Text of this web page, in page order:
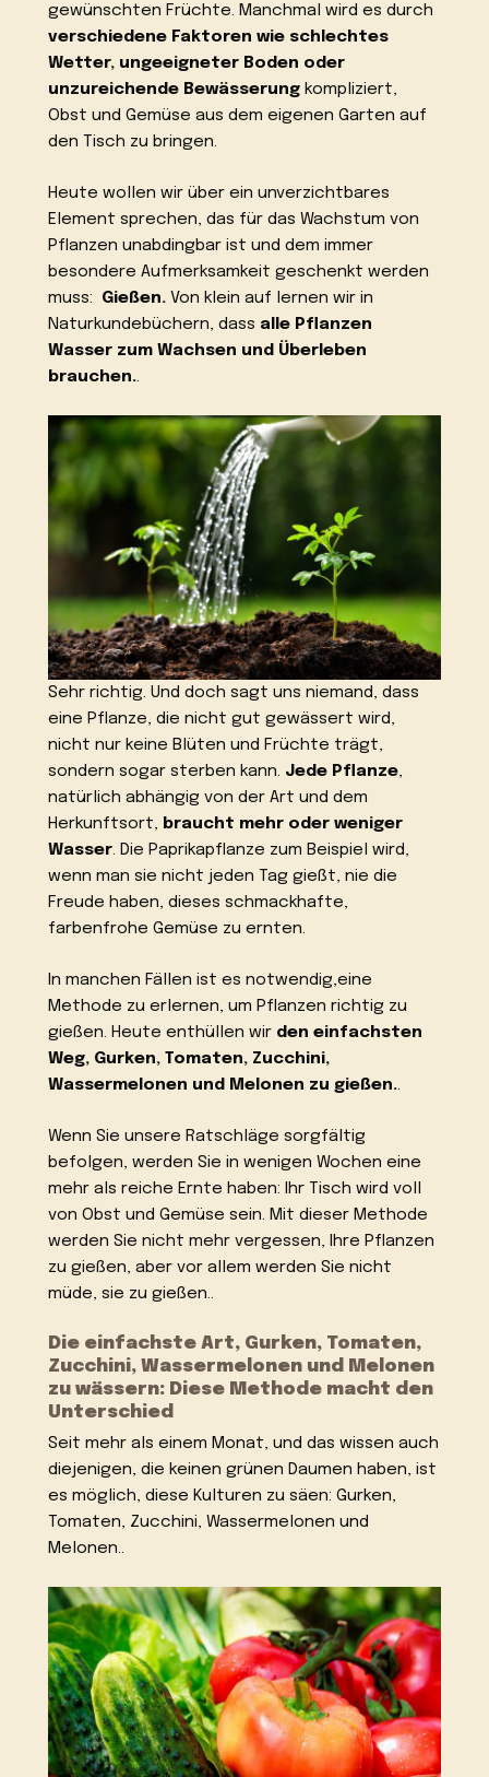
gewünschten Früchte. Manchmal wird es durch
verschiedene Faktoren wie schlechtes
Wetter, ungeeigneter Boden oder
unzureichende Bewässerung kompliziert,
Obst und Gemüse aus dem eigenen Garten auf
den Tisch zu bringen.
Heute wollen wir über ein unverzichtbares
Element sprechen, das für das Wachstum von
Pflanzen unabdingbar ist und dem immer
besondere Aufmerksamkeit geschenkt werden
muss:
Gießen. Von klein auf lernen wir in
Naturkundebüchern, dass alle Pflanzen
Wasser zum Wachsen und Überleben
brauchen..
Sehr richtig. Und doch sagt uns niemand, dass
eine Pflanze, die nicht gut gewässert wird,
nicht nur keine Blüten und Früchte trägt,
sondern sogar sterben kann. Jede Pflanze,
natürlich abhängig von der Art und dem
Herkunftsort, braucht mehr oder weniger
Wasser. Die Paprikapflanze zum Beispiel wird,
wenn man sie nicht jeden Tag gießt, nie die
Freude haben, dieses schmackhafte,
farbenfrohe Gemüse zu ernten.
In manchen Fällen ist es notwendig,eine
Methode zu erlernen, um Pflanzen richtig zu
gießen. Heute enthüllen wir den einfachsten
Weg, Gurken, Tomaten, Zucchini,
Wassermelonen und Melonen zu gießen..
Wenn Sie unsere Ratschläge sorgfältig
befolgen, werden Sie in wenigen Wochen eine
mehr als reiche Ernte haben: Ihr Tisch wird voll
von Obst und Gemüse sein. Mit dieser Methode
werden Sie nicht mehr vergessen, Ihre Pflanzen
zu gießen, aber vor allem werden Sie nicht
müde, sie zu gießen..
Die einfachste Art, Gurken, Tomaten,
Zucchini, Wassermelonen und Melonen
zu wässern: Diese Methode macht den
Unterschied
Seit mehr als einem Monat, und das wissen auch
diejenigen, die keinen grünen Daumen haben, ist
es möglich, diese Kulturen zu säen: Gurken,
Tomaten, Zucchini, Wassermelonen und
Melonen..